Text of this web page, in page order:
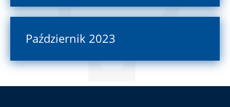
Październik 2023